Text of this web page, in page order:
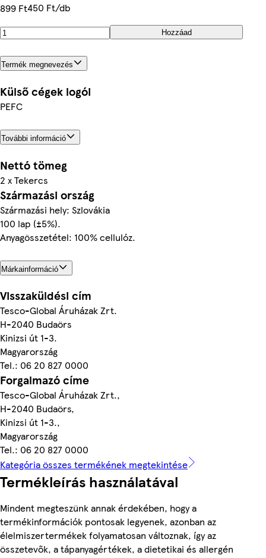
899 Ft450 Ft/db
Hozzáad
Termék megnevezés
Külső cégek logói
PEFC
További információ
Nettó tömeg
2 x Tekercs
Származási ország
Származási hely: Szlovákia
100 lap (±5%).
Anyagösszetétel: 100% cellulóz.
Márkainformáció
Visszaküldési cím
Tesco-Global Áruházak Zrt.
H-2040 Budaörs
Kinizsi út 1-3.
Magyarország
Tel.: 06 20 827 0000
Forgalmazó címe
Tesco-Global Áruházak Zrt.,
H-2040 Budaörs,
Kinizsi út 1-3.,
Magyarország
Tel.: 06 20 827 0000
Kategória összes termékének megtekintése
Termékleírás használatával
Mindent megteszünk annak érdekében, hogy a
termékinformációk pontosak legyenek, azonban az
élelmiszertermékek folyamatosan változnak, így az
összetevők, a tápanyagértékek, a dietetikai és allergén